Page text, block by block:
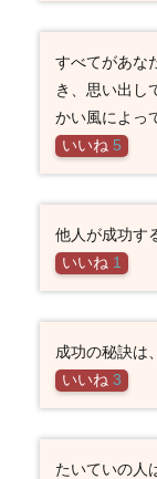
すべてがあな
き、思い出し
かい風によっ
いいね 5
他人が成功す
いいね 1
成功の秘訣は
いいね 3
たいていの人